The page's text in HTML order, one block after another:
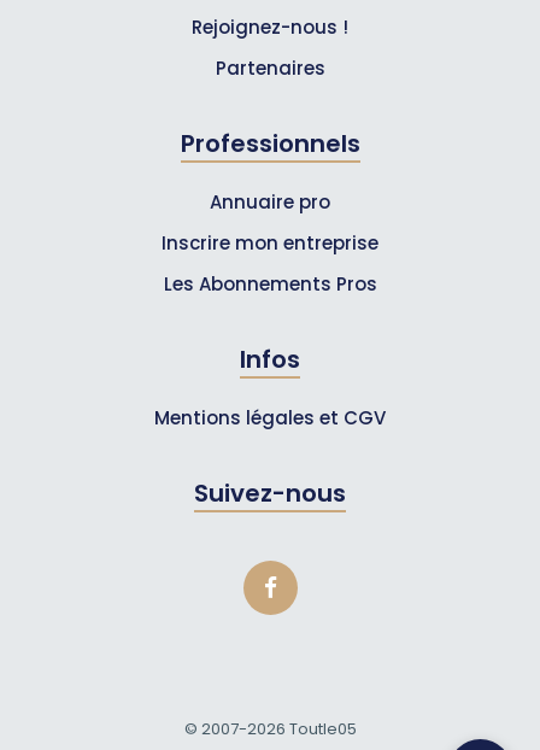
Rejoignez-nous !
Partenaires
Professionnels
Annuaire pro
Inscrire mon entreprise
Les Abonnements Pros
Infos
Mentions légales et CGV
Suivez-nous
© 2007-2026 Toutle05